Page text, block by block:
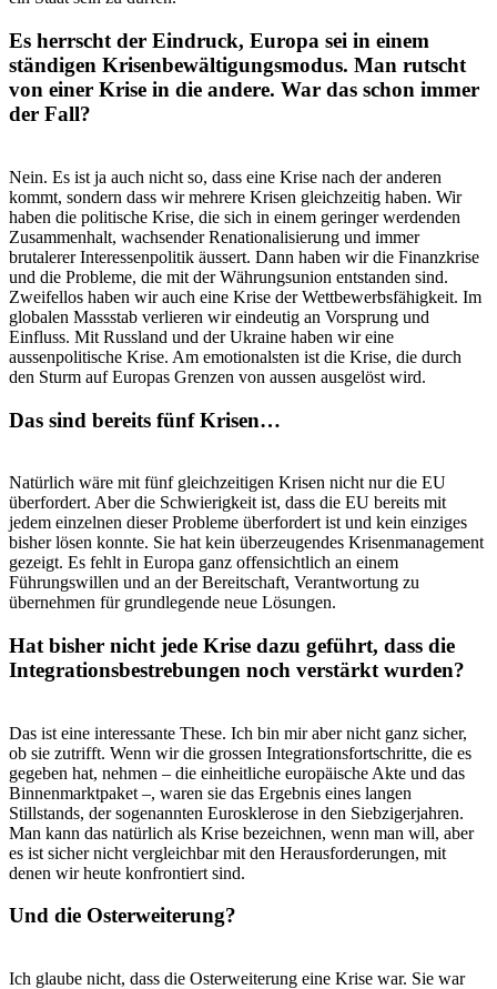
Es herrscht der Eindruck, Europa sei in einem
ständigen Krisenbewältigungsmodus. Man rutscht
von einer Krise in die andere. War das schon immer
der Fall?
Nein. Es ist ja auch nicht so, dass eine Krise nach der anderen
kommt, sondern dass wir mehrere Krisen gleichzeitig haben. Wir
haben die politische Krise, die sich in einem geringer werdenden
Zusammenhalt, wachsender Renationalisierung und immer
brutalerer Interessenpolitik äussert. Dann haben wir die Finanzkrise
und die Probleme, die mit der Währungsunion entstanden sind.
Zweifellos haben wir auch eine Krise der Wettbewerbsfähigkeit. Im
globalen Massstab verlieren wir eindeutig an Vorsprung und
Einfluss. Mit Russland und der Ukraine haben wir eine
aussenpolitische Krise. Am emotionalsten ist die Krise, die durch
den Sturm auf Europas Grenzen von aussen ausgelöst wird.
Das sind bereits fünf Krisen…
Natürlich wäre mit fünf gleichzeitigen Krisen nicht nur die EU
überfordert. Aber die Schwierigkeit ist, dass die EU bereits mit
jedem einzelnen dieser Probleme überfordert ist und kein einziges
bisher lösen konnte. Sie hat kein überzeugendes Krisenmanagement
gezeigt. Es fehlt in Europa ganz offensichtlich an einem
Führungswillen und an der Bereitschaft, Verantwortung zu
übernehmen für grundlegende neue Lösungen.
Hat bisher nicht jede Krise dazu geführt, dass die
Integrationsbestrebungen noch verstärkt wurden?
Das ist eine interessante These. Ich bin mir aber nicht ganz sicher,
ob sie zutrifft. Wenn wir die grossen Integrationsfortschritte, die es
gegeben hat, nehmen – die einheitliche europäische Akte und das
Binnenmarktpaket –, waren sie das Ergebnis eines langen
Stillstands, der sogenannten Eurosklerose in den Siebzigerjahren.
Man kann das natürlich als Krise bezeichnen, wenn man will, aber
es ist sicher nicht vergleichbar mit den Herausforderungen, mit
denen wir heute konfrontiert sind.
Und die Osterweiterung?
Ich glaube nicht, dass die Osterweiterung eine Krise war. Sie war